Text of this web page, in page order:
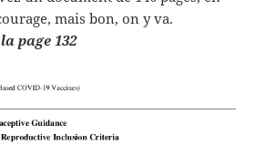
mais bon, on y va.
page 132